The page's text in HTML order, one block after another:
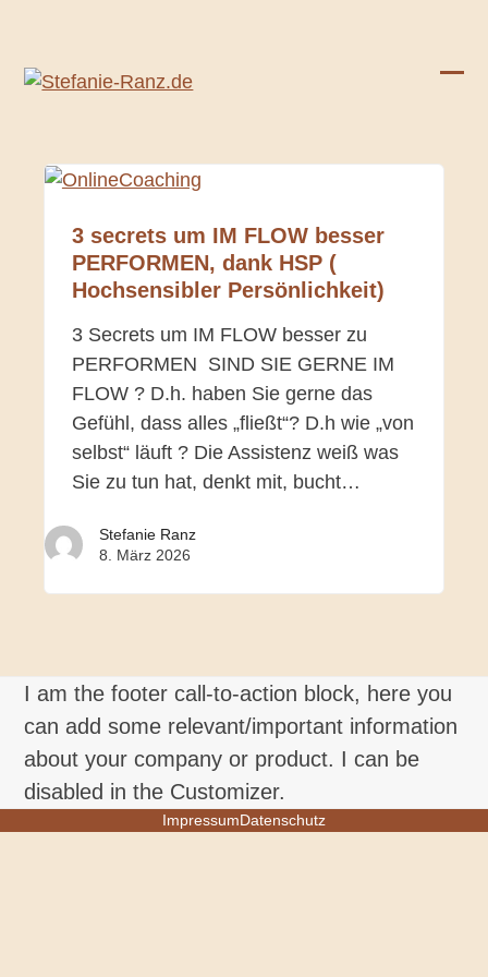
content
3 secrets um IM FLOW besser
PERFORMEN, dank HSP (
Hochsensibler Persönlichkeit)
3 Secrets um IM FLOW besser zu
PERFORMEN SIND SIE GERNE IM
FLOW ? D.h. haben Sie gerne das
Gefühl, dass alles „fließt“? D.h wie „von
selbst“ läuft ? Die Assistenz weiß was
Sie zu tun hat, denkt mit, bucht…
Stefanie Ranz
8. März 2026
I am the footer call-to-action block, here you
can add some relevant/important information
about your company or product. I can be
disabled in the Customizer.
ImpressumDatenschutz